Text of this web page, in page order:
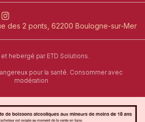
des 2 ponts, 62200 Boulogne-sur-Mer
hebergé parl'agence de création de site
ETD Solutions.
pour la santé. Consommer avec
modération